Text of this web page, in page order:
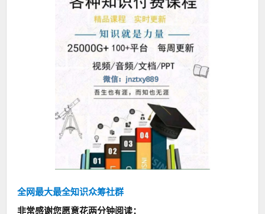
全网最大最全知识众筹社群
非常感谢您愿意花两分钟阅读：